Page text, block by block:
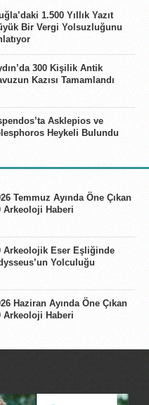
1.500 Yıllık Yazıt
Bir Vergi Yolsuzluğunu
300 Kişilik Antik
Kazısı Tamamlandı
Asklepios ve
Heykeli Bulundu
Temmuz Ayında Öne Çıkan
Arkeoloji Haberi
Arkeolojik Eser Eşliğinde
Yolculuğu
Haziran Ayında Öne Çıkan
Arkeoloji Haberi